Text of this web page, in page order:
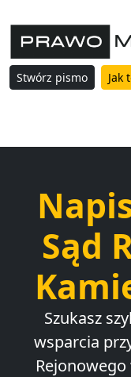
Stwórz pismo Jak
Sąd
Szukasz
wsparcia